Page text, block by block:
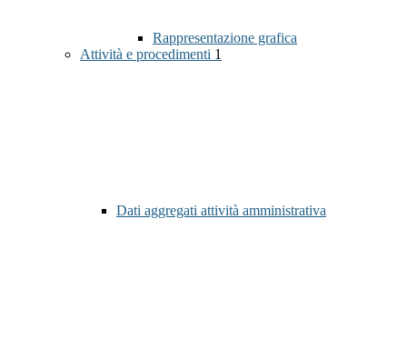
Rappresentazione grafica
Attività e procedimenti 1
Dati aggregati attività amministrativa